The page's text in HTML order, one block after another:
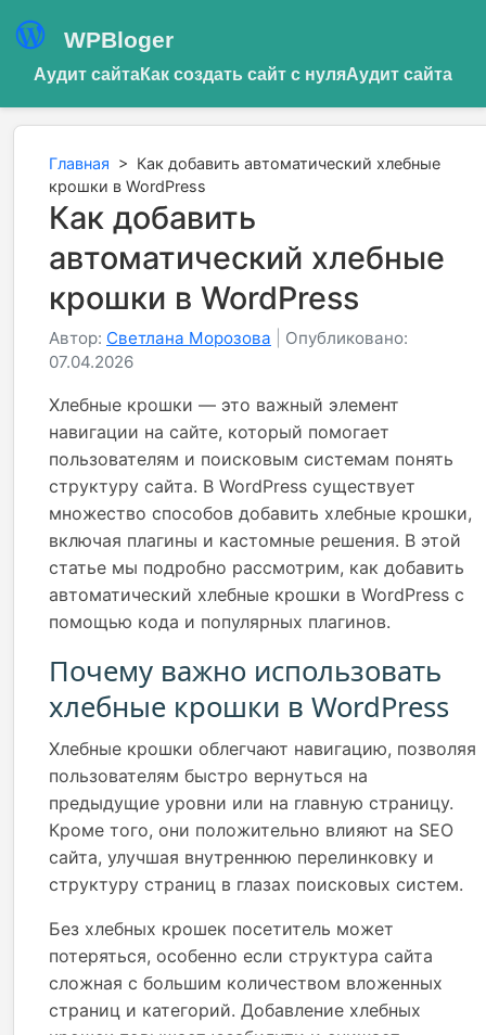
WPBloger
Аудит сайтаКак создать сайт с нуляАудит сайта
Главная > Как добавить автоматический хлебные
крошки в WordPress
Как добавить
автоматический хлебные
крошки в WordPress
Автор: Светлана Морозова
Опубликовано:
07.04.2026
Хлебные крошки — это важный элемент
навигации на сайте, который помогает
пользователям и поисковым системам понять
структуру сайта. В WordPress существует
множество способов добавить хлебные крошки,
включая плагины и кастомные решения. В этой
статье мы подробно рассмотрим, как добавить
автоматический хлебные крошки в WordPress с
помощью кода и популярных плагинов.
Почему важно использовать
хлебные крошки в WordPress
Хлебные крошки облегчают навигацию, позволяя
пользователям быстро вернуться на
предыдущие уровни или на главную страницу.
Кроме того, они положительно влияют на SEO
сайта, улучшая внутреннюю перелинковку и
структуру страниц в глазах поисковых систем.
Без хлебных крошек посетитель может
потеряться, особенно если структура сайта
сложная с большим количеством вложенных
страниц и категорий. Добавление хлебных